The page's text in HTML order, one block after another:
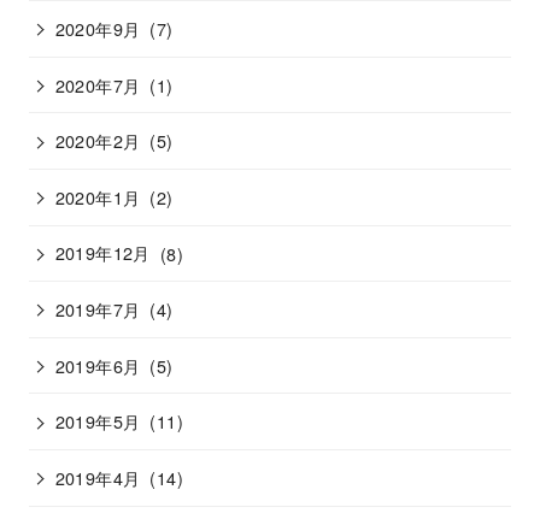
2020年9月 (7)
2020年7月 (1)
2020年2月 (5)
2020年1月 (2)
2019年12月 (8)
2019年7月 (4)
2019年6月 (5)
2019年5月 (11)
2019年4月 (14)